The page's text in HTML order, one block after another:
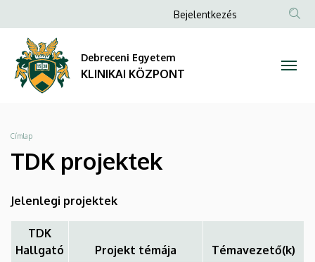
projektek
KLINIKAI
KÖZPONT
a
tartalomra
Anonim
fiók
menüje
Bejelentkezés
Debreceni Egyetem
KLINIKAI KÖZPONT
Morzsa
Címlap
TDK projektek
Jelenlegi projektek
TDK
Hallgató
Projekt témája
Témavezető(k)